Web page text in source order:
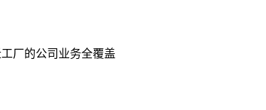
厂的公司业务全覆盖